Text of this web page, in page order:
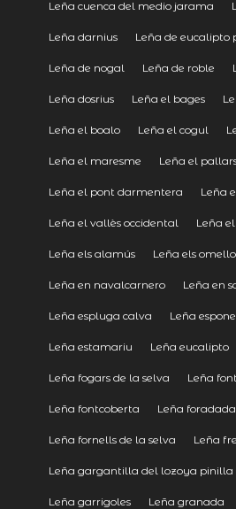
Leña cuenca del medio jarama
Leña darnius Leña de eucalipto
Leña de nogal Leña de roble
Leña dosrius Leña el bages
Leña el boalo Leña el cogul
Leña el maresme Leña el
Leña el pont darmentera Leña
Leña el vallès occidental Leña
Leña els alamús Leña els
Leña en navalcarnero Leña en
Leña espluga calva Leña
Leña estamariu Leña eucalipto
Leña fogars de la selva Leña
Leña fontcoberta Leña foradada
Leña fornells de la selva Leña
Leña gargantilla del lozoya pinilla
Leña garrigoles Leña granada